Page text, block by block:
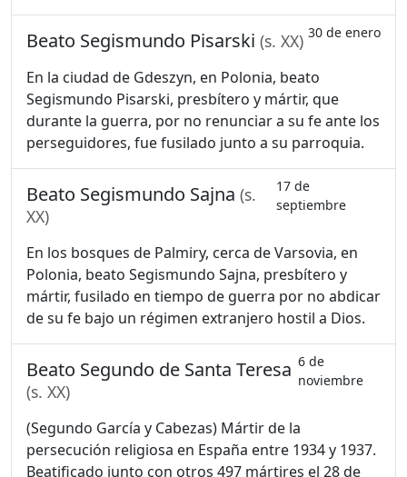
Beato Segismundo Pisarski (s. XX) 30 de enero
En la ciudad de Gdeszyn, en Polonia, beato
Segismundo Pisarski, presbítero y mártir, que
durante la guerra, por no renunciar a su fe ante los
perseguidores, fue fusilado junto a su parroquia.
Beato Segismundo Sajna (s.
XX)
17 de
septiembre
En los bosques de Palmiry, cerca de Varsovia, en
Polonia, beato Segismundo Sajna, presbítero y
mártir, fusilado en tiempo de guerra por no abdicar
de su fe bajo un régimen extranjero hostil a Dios.
Beato Segundo de Santa Teresa
(s. XX)
6 de
noviembre
(Segundo García y Cabezas) Mártir de la
persecución religiosa en España entre 1934 y 1937.
Beatificado junto con otros 497 mártires el 28 de